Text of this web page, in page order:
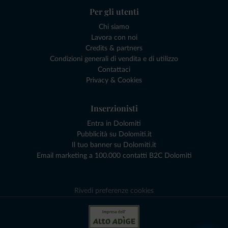
Per gli utenti
Chi siamo
Lavora con noi
Credits & partners
Condizioni generali di vendita e di utilizzo
Contattaci
Privacy & Cookies
Inserzionisti
Entra in Dolomiti
Pubblicità su Dolomiti.it
Il tuo banner su Dolomiti.it
Email marketing a 100.000 contatti B2C Dolomiti
Rivedi preferenze cookies